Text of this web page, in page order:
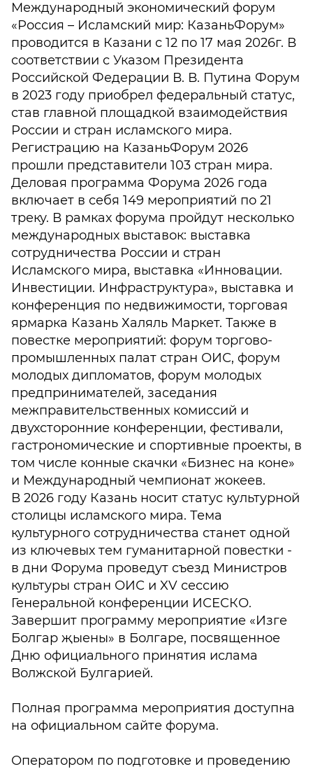
Международный экономический форум
«Россия – Исламский мир: КазаньФорум»
проводится в Казани с 12 по 17 мая 2026г. В
соответствии с Указом Президента
Российской Федерации В. В. Путина Форум
в 2023 году приобрел федеральный статус,
став главной площадкой взаимодействия
России и стран исламского мира.
Регистрацию на КазаньФорум 2026
прошли представители 103 стран мира.
Деловая программа Форума 2026 года
включает в себя 149 мероприятий по 21
треку. В рамках форума пройдут несколько
международных выставок: выставка
сотрудничества России и стран
Исламского мира, выставка «Инновации.
Инвестиции. Инфраструктура», выставка и
конференция по недвижимости, торговая
ярмарка Казань Халяль Маркет. Также в
повестке мероприятий: форум торгово-
промышленных палат стран ОИС, форум
молодых дипломатов, форум молодых
предпринимателей, заседания
межправительственных комиссий и
двухсторонние конференции, фестивали,
гастрономические и спортивные проекты, в
том числе конные скачки «Бизнес на коне»
и Международный чемпионат жокеев.
В 2026 году Казань носит статус культурной
столицы исламского мира. Тема
культурного сотрудничества станет одной
из ключевых тем гуманитарной повестки -
в дни Форума проведут съезд Министров
культуры стран ОИС и XV сессию
Генеральной конференции ИСЕСКО.
Завершит программу мероприятие «Изге
Болгар җыены» в Болгаре, посвященное
Дню официального принятия ислама
Волжской Булгарией.
Полная программа мероприятия доступна
на официальном сайте форума.
Оператором по подготовке и проведению